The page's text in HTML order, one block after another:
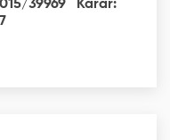
39969 Karar: